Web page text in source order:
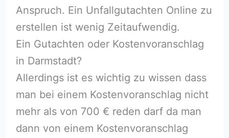
Anspruch. Ein Unfallgutachten Online zu
erstellen ist wenig Zeitaufwendig.
Ein Gutachten oder Kostenvoranschlag
in Darmstadt?
Allerdings ist es wichtig zu wissen dass
man bei einem Kostenvoranschlag nicht
mehr als von 700 € reden darf da man
dann von einem Kostenvoranschlag